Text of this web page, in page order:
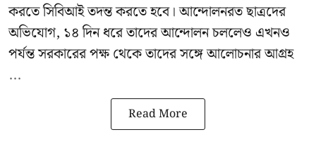
করতে সিবিআই তদন্ত করতে হবে। আন্দোলনরত ছাত্রদের
অভিযোগ, ১৪ দিন ধরে তাদের আন্দোলন চললেও এখনও
পর্যন্ত সরকারের পক্ষ থেকে তাদের সঙ্গে আলোচনার আগ্রহ
...
Read More